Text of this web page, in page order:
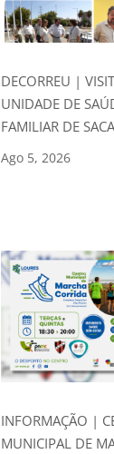
DECORREU |
UNIDADE DE
FAMILIAR DE
Ago 5, 2026
INFORMAÇÃO |
MUNICIPAL DE